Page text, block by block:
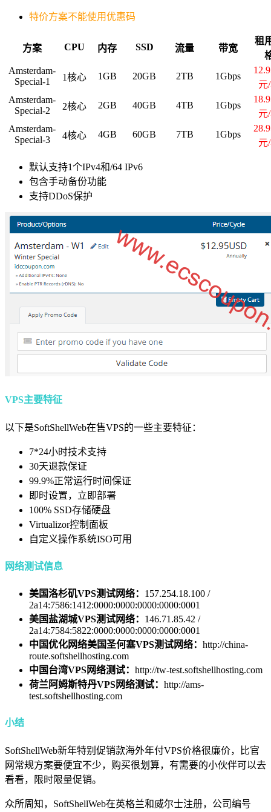
特价方案不能使用优惠码
方案 CPU 内存 SSD 流量 带宽
租
Amsterdam-
Special-1
1核心 1GB 20GB 2TB 1Gbps
元
Amsterdam-
Special-2
2核心 2GB 40GB 4TB 1Gbps
元
Amsterdam-
Special-3
4核心 4GB 60GB 7TB 1Gbps
元
默认支持1个IPv4和/64 IPv6
包含手动备份功能
支持DDoS保护
VPS主要特征
以下是SoftShellWeb在售VPS的一些主要特征：
7*24小时技术支持
30天退款保证
99.9%正常运行时间保证
即时设置，立即部署
100% SSD存储硬盘
Virtualizor控制面板
自定义操作系统ISO可用
网络测试信息
美国洛杉矶VPS测试网络： 157.254.18.100 /
2a14:7586:1412:0000:0000:0000:0000:0001
美国盐湖城VPS测试网络： 146.71.85.42 /
2a14:7584:5822:0000:0000:0000:0000:0001
中国优化网络美国圣何塞VPS测试网络： http://china-
route.softshellhosting.com
中国台湾VPS网络测试： http://tw-test.softshellhosting.com
荷兰阿姆斯特丹VPS网络测试： http://ams-
test.softshellhosting.com
小结
SoftShellWeb新年特别促销款海外年付VPS价格很廉价，比官
网常规方案要便宜不少，购买很划算，有需要的小伙伴可以去
看看，限时限量促销。
众所周知，SoftShellWeb在英格兰和威尔士注册，公司编号